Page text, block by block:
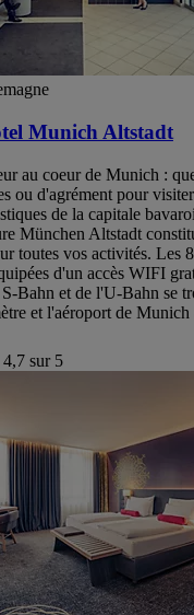
Munich Altstadt
au coeur de Munich :
ou d'agrément pour
de la capitale
München Altstadt
toutes vos activités. Les
d'un accès WIFI
Bahn et de l'U-Bahn se
et l'aéroport de Munich
sur 5